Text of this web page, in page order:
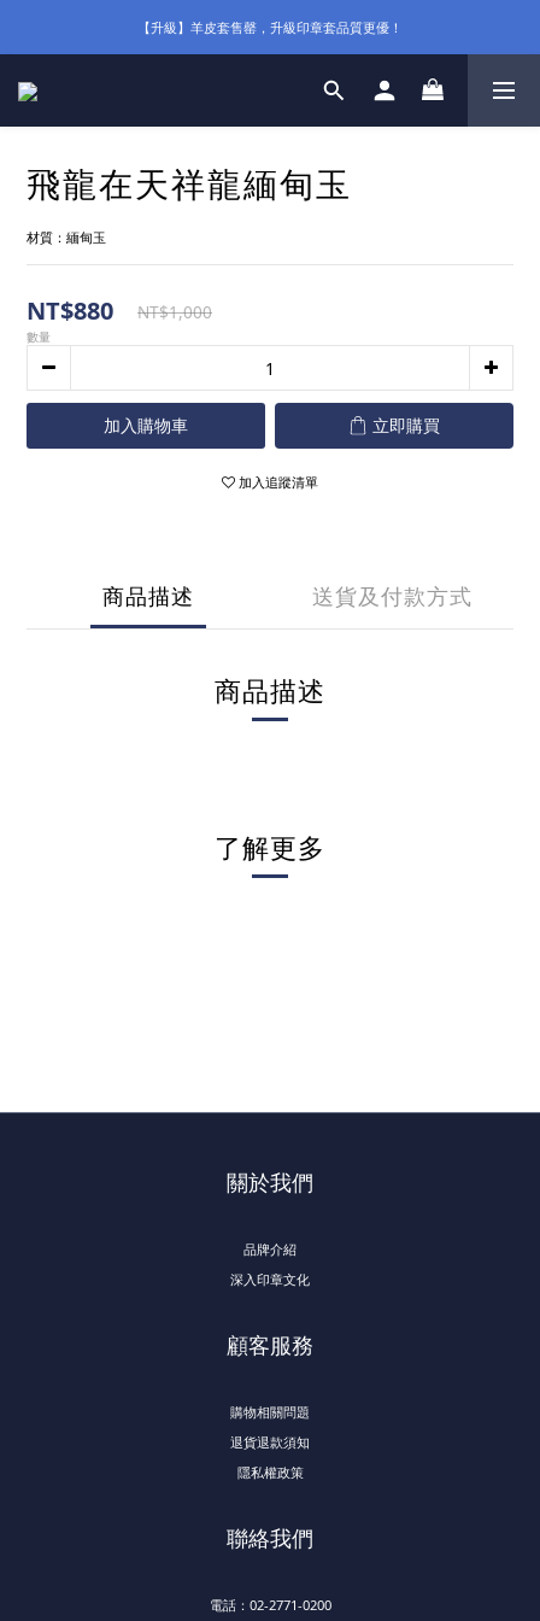
【升級】羊皮套售罄，升級印章套品質更優！
飛龍在天祥龍緬甸玉
材質：緬甸玉
NT$880 NT$1,000
數量
加入購物車 立即購買
加入追蹤清單
商品描述 送貨及付款方式
商品描述
了解更多
關於我們
品牌介紹
深入印章文化
顧客服務
購物相關問題
退貨退款須知
隱私權政策
聯絡我們
電話：02-2771-0200